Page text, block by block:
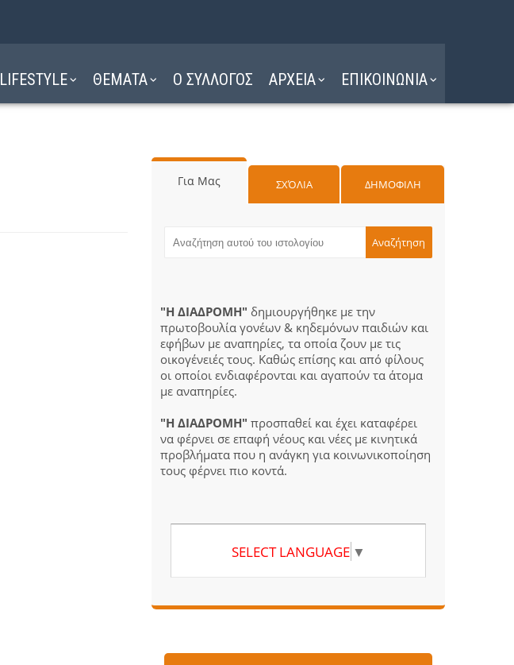
LIFESTYLE ΘΕΜΑΤΑ Ο ΣΥΛΛΟΓΟΣ ΑΡΧΕΙΑ ΕΠΙΚΟΙΝΩΝΙΑ
Για Μας ΣΧΌΛΙΑ ΔΗΜΟΦΙΛΗ
"Η ΔΙΑΔΡΟΜΗ" δημιουργήθηκε με την
πρωτοβουλία γονέων & κηδεμόνων παιδιών και
εφήβων με αναπηρίες, τα οποία ζουν με τις
οικογένειές τους. Καθώς επίσης και από φίλους
οι οποίοι ενδιαφέρονται και αγαπούν τα άτομα
με αναπηρίες.
"Η ΔΙΑΔΡΟΜΗ" προσπαθεί και έχει καταφέρει
να φέρνει σε επαφή νέους και νέες με κινητικά
προβλήματα που η ανάγκη για κοινωνικοποίηση
τους φέρνει πιο κοντά.
SELECT LANGUAGE ▼